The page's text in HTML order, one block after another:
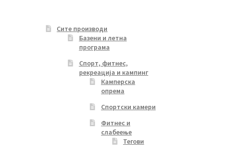
Сите производи
Базени и летна
програма
Спорт, фитнес,
рекреација и кампинг
Камперска
опрема
Спортски камери
Фитнес и
слабеење
Тегови